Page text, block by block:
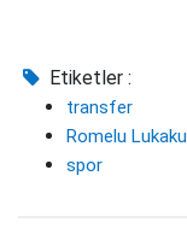
Etiketler :
transfer
Romelu Lukaku
spor